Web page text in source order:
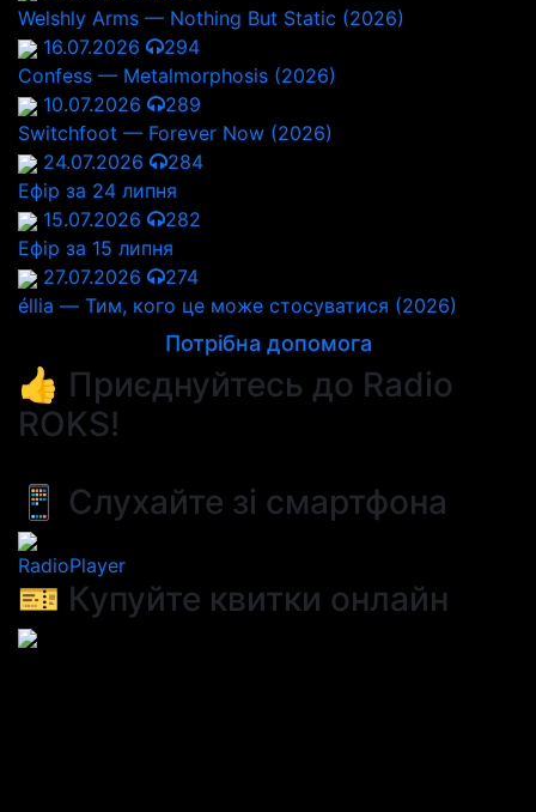
Welshly Arms — Nothing But Static (2026)
16.07.2026
294
Confess — Metalmorphosis (2026)
10.07.2026
289
Switchfoot — Forever Now (2026)
24.07.2026
284
Ефір за 24 липня
15.07.2026
282
Ефір за 15 липня
27.07.2026
274
éllia — Тим, кого це може стосуватися (2026)
Потрібна допомога
👍 Приєднуйтесь до Radio
ROKS!
📱 Слухайте зі смартфона
RadioPlayer
🎫 Купуйте квитки онлайн